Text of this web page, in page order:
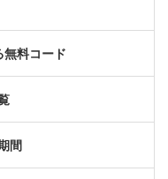
無料コード
間